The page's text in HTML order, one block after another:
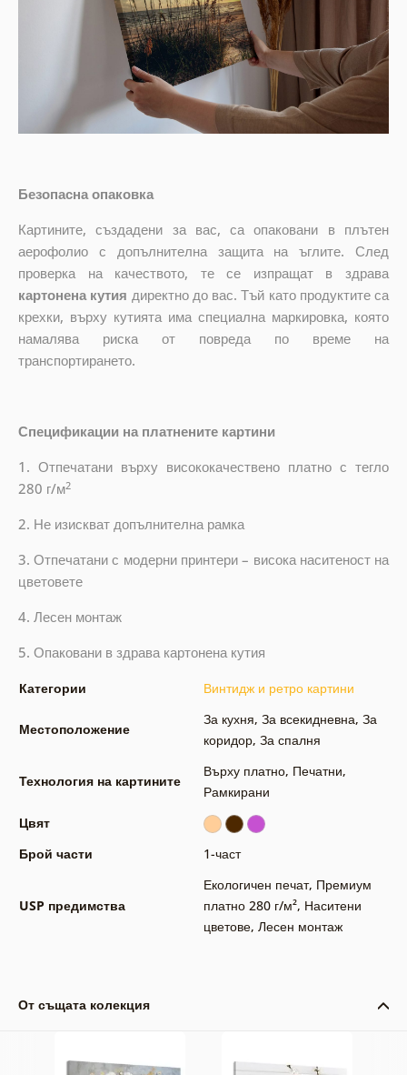
Безопасна опаковка
Картините, създадени за вас, са опаковани в плътен
аерофолио с допълнителна защита на ъглите. След
проверка на качеството, те се изпращат в здрава
картонена кутия директно до вас. Тъй като продуктите са
крехки, върху кутията има специална маркировка, която
намалява риска от повреда по време на
транспортирането.
Спецификации на платнените картини
1. Отпечатани върху висококачествено платно с тегло
280 г/м2
2. Не изискват допълнителна рамка
3. Отпечатани с модерни принтери – висока наситеност на
цветовете
4. Лесен монтаж
5. Опаковани в здрава картонена кутия
Категории Винтидж и ретро картини
Местоположение
За кухня, За всекидневна, За
коридор, За спалня
Технология на картините
Върху платно, Печатни,
Рамкирани
Цвят
Брой части
1-част
USP предимства
Екологичен печат, Премиум
платно 280 г/м², Наситени
цветове, Лесен монтаж
От същата колекция